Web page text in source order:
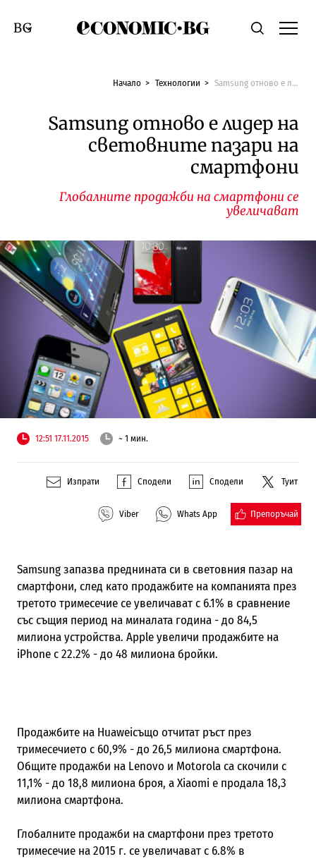
Economic.bgТърсене
Смяна на език
Начало Технологии Samsung отново е лидер на световните пазари на смартфони
Samsung отново е лидер на
световните пазари на
смартфони
Глобалните продажби на смартфони се
увеличават
12:51 17.11.2015 ~ 1 мин.
Изпрати Сподели Сподели Туит
Viber Whats App Препоръчай
Samsung запазва преднината си в световния пазар на
смартфони, след като продажбите на компанията през
третото тримесечие се увеличават с 6.1% в сравнение
със същия период на миналата година - до 84,5
милиона устройства. Apple увеличи продажбите на
iPhone с 22.2% - до 48 милиона бройки.
Продажбите на Huaweiсъщо отчитат ръст през
тримесечието с 60,9% - до 26,5 милиона смартфона.
Общите продажби на Lenovo и Motorola са скочили с
11,1% - до 18,8 милиона броя, а Xiaomi е продала 18,3
милиона смартфона.
Глобалните продажби на смартфони през третото
тримесечие на 2015 г. се увеличават с 6.8% в